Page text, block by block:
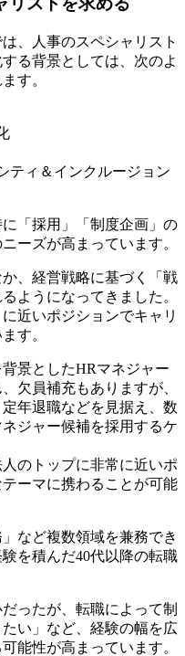
、人事のスペシャリスト
る背景としては、次のよ
す。
ティ＆インクルージョン
「採用」「制度企画」の
ーズが高まっています。
、経営戦略に基づく「戦
ようになってきました。
近いポジションでキャリ
す。
景としたHRマネジャー
欠員補充もありますが、
年退職などを見据え、数
ジャー候補を採用するケ
のトップに非常に近いポ
ーマに携わることが可能
など複数領域を兼務でき
を積んだ40代以降の転職
ったが、転職によって制
い」など、経験の幅を広
能性が高まっています。